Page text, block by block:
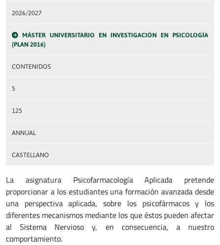
2026/2027
MÁSTER UNIVERSITARIO EN INVESTIGACIÓN EN PSICOLOGÍA
(PLAN 2016)
CONTENIDOS
5
125
ANNUAL
CASTELLANO
La asignatura Psicofarmacología Aplicada pretende
proporcionar a los estudiantes una formación avanzada desde
una perspectiva aplicada, sobre los psicofármacos y los
diferentes mecanismos mediante los que éstos pueden afectar
al Sistema Nervioso y, en consecuencia, a nuestro
comportamiento.